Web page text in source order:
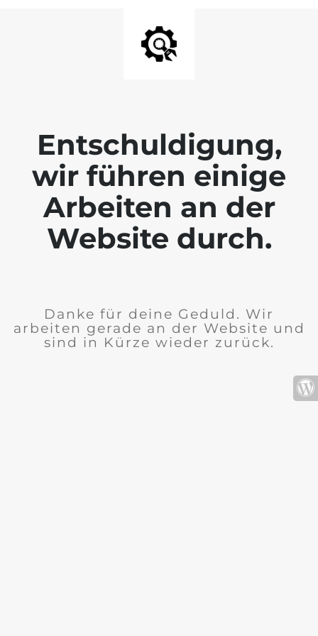
Entschuldigung,
wir führen einige
Arbeiten an der
Website durch.
Danke für deine Geduld. Wir
arbeiten gerade an der Website und
sind in Kürze wieder zurück.